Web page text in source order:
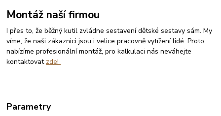
Montáž naší firmou
I přes to, že běžný kutil zvládne sestavení dětské sestavy sám. My
víme, že naši zákaznici jsou i velice pracovně vytížení lidé. Proto
nabízíme profesionální montáž, pro kalkulaci nás neváhejte
kontaktovat zde!
Parametry